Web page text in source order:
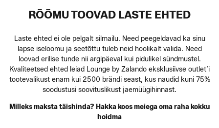
RÕÕMU TOOVAD LASTE EHTED
Laste ehted ei ole pelgalt silmailu. Need peegeldavad ka sinu
lapse iseloomu ja seetõttu tuleb neid hoolikalt valida. Need
loovad erilise tunde nii argipäeval kui pidulikel sündmustel.
Kvaliteetsed ehted leiad Lounge by Zalando eksklusiivse outlet’i
tootevalikust enam kui 2500 brändi seast, kus naudid kuni 75%
soodustusi soovituslikust jaemüügihinnast.
Milleks maksta täishinda? Hakka koos meiega oma raha kokku
hoidma